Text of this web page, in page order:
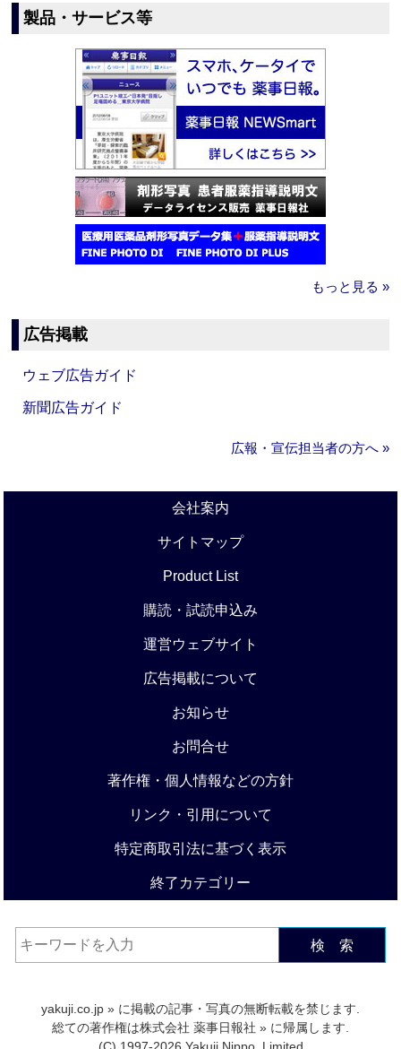
製品・サービス等
もっと見る »
広告掲載
ウェブ広告ガイド
新聞広告ガイド
広報・宣伝担当者の方へ »
会社案内
サイトマップ
Product List
購読・試読申込み
運営ウェブサイト
広告掲載について
お知らせ
お問合せ
著作権・個人情報などの方針
リンク・引用について
特定商取引法に基づく表示
終了カテゴリー
検 索
yakuji.co.jp » に掲載の記事・写真の無断転載を禁じます.
総ての著作権は株式会社 薬事日報社 » に帰属します.